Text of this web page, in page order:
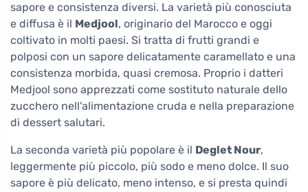
sapore e consistenza diversi. La varietà più conosciuta
e diffusa è il Medjool, originario del Marocco e oggi
coltivato in molti paesi. Si tratta di frutti grandi e
polposi con un sapore delicatamente caramellato e una
consistenza morbida, quasi cremosa. Proprio i datteri
Medjool sono apprezzati come sostituto naturale dello
zucchero nell'alimentazione cruda e nella preparazione
di dessert salutari.
La seconda varietà più popolare è il Deglet Nour,
leggermente più piccolo, più sodo e meno dolce. Il suo
sapore è più delicato, meno intenso, e si presta quindi